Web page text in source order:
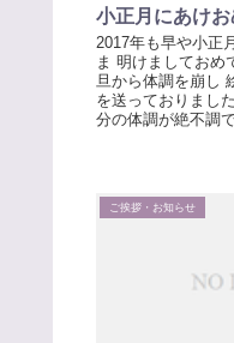
小正月にあけお
2017年も早や小正
ま 明けましておめ
旦から体調を崩し
を送っておりまし
分の体調が絶不調
ご挨拶・お知らせ